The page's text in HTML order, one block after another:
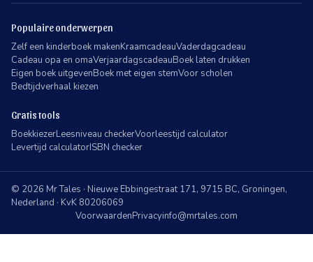
Populaire onderwerpen
Zelf een kinderboek makenKraamcadeauVaderdagcadeau
Cadeau opa en omaVerjaardagscadeauBoek laten drukken
Eigen boek uitgevenBoek met eigen stemVoor scholen
Bedtijdverhaal kiezen
Gratis tools
BoekkiezerLeesniveau checkerVoorleestijd calculator
Levertijd calculatorISBN checker
© 2026 Mr Tales · Nieuwe Ebbingestraat 171, 9715 BC, Groningen,
Nederland · KvK 80206069
VoorwaardenPrivacyinfo@mrtales.com